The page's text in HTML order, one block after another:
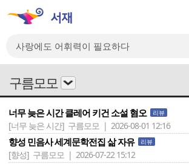
구름모모
너무 늦은 시간 클레어 키건 소설 혐오 리뷰
[너무 늦은 시간] 구름모모 | 2026-08-01 12:16
향성 민음사 세계문학전집 삶 자유 리뷰
[향성] 구름모모 | 2026-07-22 15:12